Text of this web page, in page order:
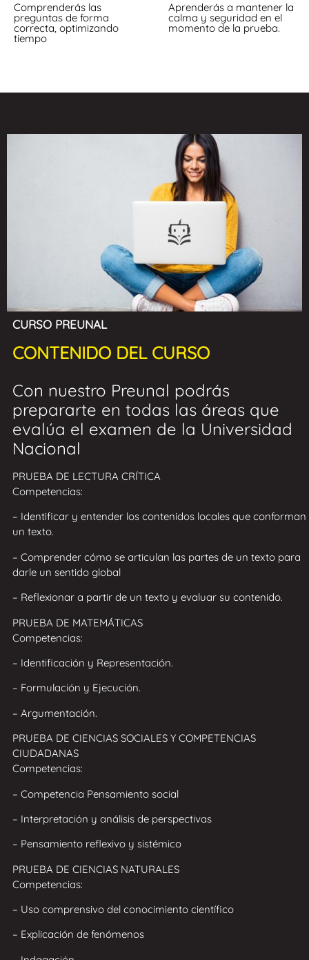
Comprenderás las
preguntas de forma
correcta, optimizando
tiempo
Aprenderás a mantener la
calma y seguridad en el
momento de la prueba.
CURSO PREUNAL
CONTENIDO DEL CURSO
Con nuestro Preunal podrás
prepararte en todas las áreas que
evalúa el examen de la Universidad
Nacional
PRUEBA DE LECTURA CRÍTICA
Competencias:
– Identificar y entender los contenidos locales que conforman
un texto.
– Comprender cómo se articulan las partes de un texto para
darle un sentido global
– Reflexionar a partir de un texto y evaluar su contenido.
PRUEBA DE MATEMÁTICAS
Competencias:
– Identificación y Representación.
– Formulación y Ejecución.
– Argumentación.
PRUEBA DE CIENCIAS SOCIALES Y COMPETENCIAS
CIUDADANAS
Competencias:
– Competencia Pensamiento social
– Interpretación y análisis de perspectivas
– Pensamiento reflexivo y sistémico
PRUEBA DE CIENCIAS NATURALES
Competencias:
– Uso comprensivo del conocimiento científico
– Explicación de fenómenos